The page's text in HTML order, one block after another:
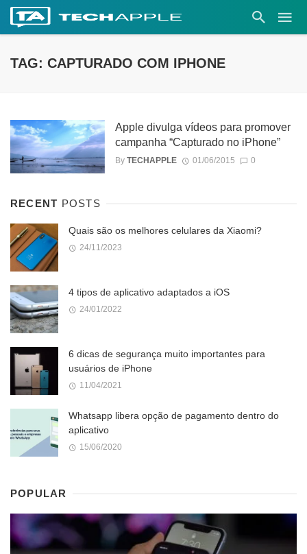
TAG: CAPTURADO COM IPHONE
Apple divulga vídeos para promover
campanha “Capturado no iPhone”
By TECHAPPLE 01/06/2015 0
RECENT POSTS
Quais são os melhores celulares da Xiaomi?
24/11/2023
4 tipos de aplicativo adaptados a iOS
24/01/2022
6 dicas de segurança muito importantes para
usuários de iPhone
11/04/2021
Whatsapp libera opção de pagamento dentro do
aplicativo
15/06/2020
POPULAR